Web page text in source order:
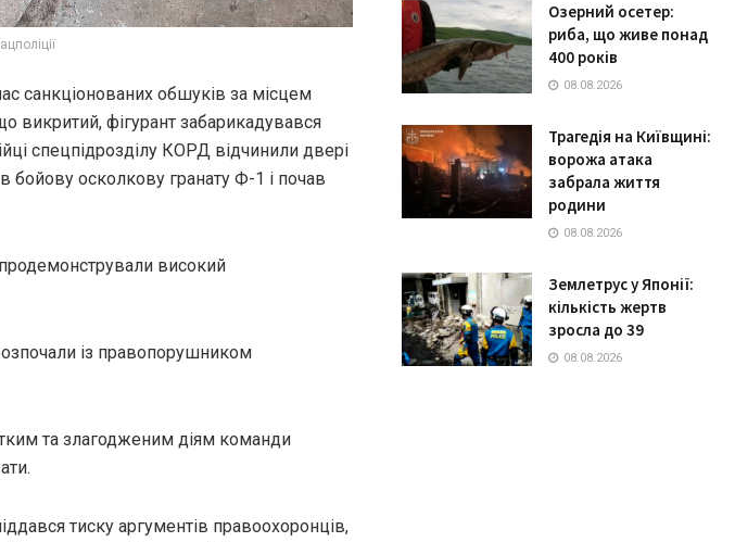
санкціонованих обшуків за місцем
викритий, фігурант забарикадувався
спецпідрозділу КОРД відчинили двері
бойову осколкову гранату Ф-1 і почав
продемонстрували високий
із правопорушником
та злагодженим діям команди
тиску аргументів правоохоронців,
Озерний осетер:
риба, що живе понад
400 років
08.08.2026
Трагедія на Київщині:
ворожа атака
забрала життя
родини
08.08.2026
Землетрус у Японії:
кількість жертв
зросла до 39
08.08.2026